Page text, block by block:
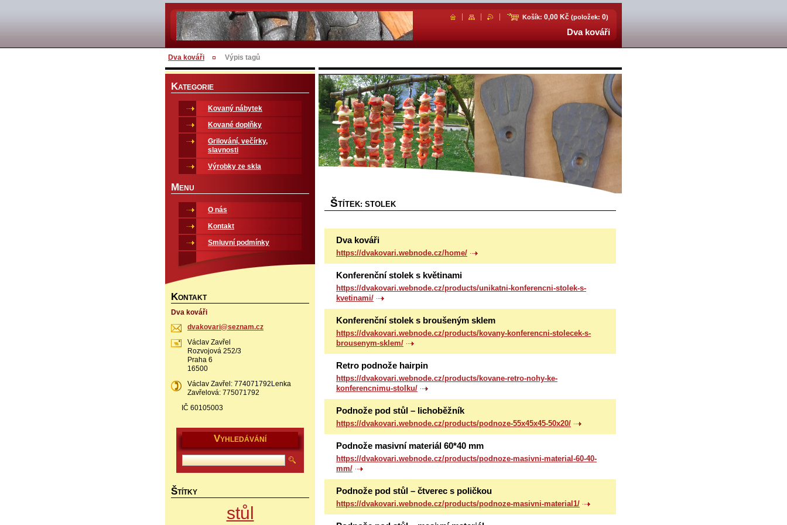
Košík: 0,00 Kč (položek: 0)
Dva kováři
Dva kováři Výpis tagů
ŠTÍTEK: STOLEK
Dva kováři
https://dvakovari.webnode.cz/home/
Konferenční stolek s květinami
https://dvakovari.webnode.cz/products/unikatni-konferencni-stolek-s-
kvetinami/
Konferenční stolek s broušeným sklem
https://dvakovari.webnode.cz/products/kovany-konferencni-stolecek-s-
brousenym-sklem/
Retro podnože hairpin
https://dvakovari.webnode.cz/products/kovane-retro-nohy-ke-
konferencnimu-stolku/
Podnože pod stůl – lichoběžník
https://dvakovari.webnode.cz/products/podnoze-55x45x45-50x20/
Podnože masivní materiál 60*40 mm
https://dvakovari.webnode.cz/products/podnoze-masivni-material-60-40-
mm/
Podnože pod stůl – čtverec s poličkou
https://dvakovari.webnode.cz/products/podnoze-masivni-material1/
KATEGORIE
Kovaný nábytek
Kované doplňky
Grilování, večírky,
slavnosti
Výrobky ze skla
M ENU
O nás
Kontakt
Smluvní podmínky
KONTAKT
Dva kováři
dvakovari@seznam.cz
Václav Zavřel
Rozvojová 252/3
Praha 6
16500
Václav Zavřel: 774071792Lenka
Zavřelová: 775071792
IČ 60105003
VYHLEDÁVÁNÍ
ŠTÍTKY
stůl